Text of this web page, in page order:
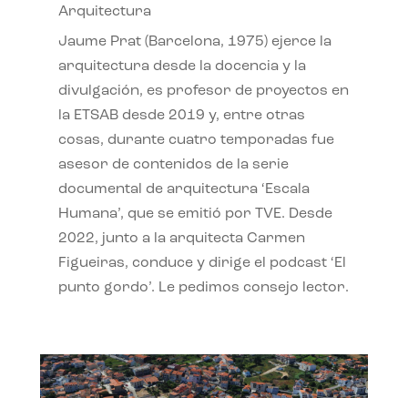
Arquitectura
Jaume Prat (Barcelona, 1975) ejerce la
arquitectura desde la docencia y la
divulgación, es profesor de proyectos en
la ETSAB desde 2019 y, entre otras
cosas, durante cuatro temporadas fue
asesor de contenidos de la serie
documental de arquitectura ‘Escala
Humana’, que se emitió por TVE. Desde
2022, junto a la arquitecta Carmen
Figueiras, conduce y dirige el podcast ‘El
punto gordo’. Le pedimos consejo lector.